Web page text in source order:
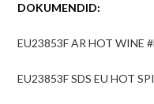
DOKUMENDID:
EU23853F AR HOT WINE
EU23853F SDS EU HOT